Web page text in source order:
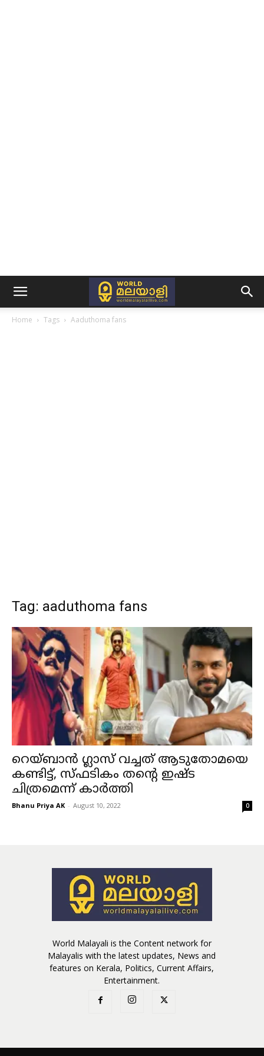
Home Tags Aaduthoma fans
Tag: aaduthoma fans
റെയ്ബാന്‍ ഗ്ലാസ് വച്ചത് ആടുതോമയെ
കണ്ടിട്ട്, സ്ഫടികം തന്റെ ഇഷ്ട
ചിത്രമെന്ന് കാര്‍ത്തി
Bhanu Priya AK - August 10, 2022 0
World Malayali is the Content network for
Malayalis with the latest updates, News and
features on Kerala, Politics, Current Affairs,
Entertainment.